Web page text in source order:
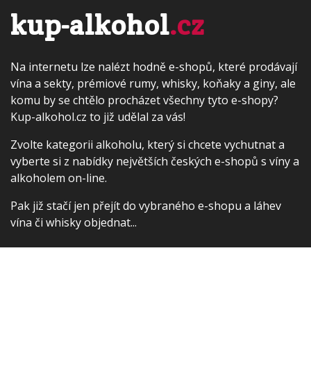
kup-alkohol.cz
Na internetu lze nalézt hodně e-shopů, které prodávají
vína a sekty, prémiové rumy, whisky, koňaky a giny, ale
komu by se chtělo procházet všechny tyto e-shopy?
Kup-alkohol.cz to již udělal za vás!
Zvolte kategorii alkoholu, který si chcete vychutnat a
vyberte si z nabídky největších českých e-shopů s víny a
alkoholem on-line.
Pak již stačí jen přejít do vybraného e-shopu a láhev
vína či whisky objednat...